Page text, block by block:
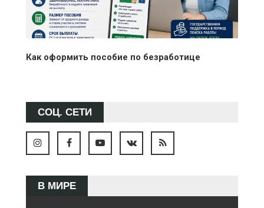
Как оформить пособие по безработице
СОЦ. СЕТИ
В МИРЕ